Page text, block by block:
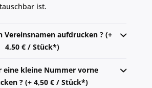
ist.
Vereinsnamen aufdrucken ? (+
4,50 € / Stück*)
eine kleine Nummer vorne
? (+ 4,50 € / Stück*)